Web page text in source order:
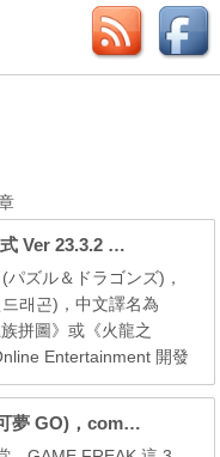
下載 Puzzle & Dragons 最新安裝程式 Ver 23.3.2 日本版、港台版… (PAD Radar) (.apk) (.xapk)
ズル＆ドラゴンズ)，
래곤)，中文譯名為
拼圖》或《火龍之
Entertainment 開發
消除遊戲的形式進行戰
網站提供遊戲下載點方
戲。 GungHo 公司於 2
下載 Pokémon GO 0.391.0 (精靈寶可夢 GO)，com.nianticlabs.pokemongo (.apk) (.xapk)